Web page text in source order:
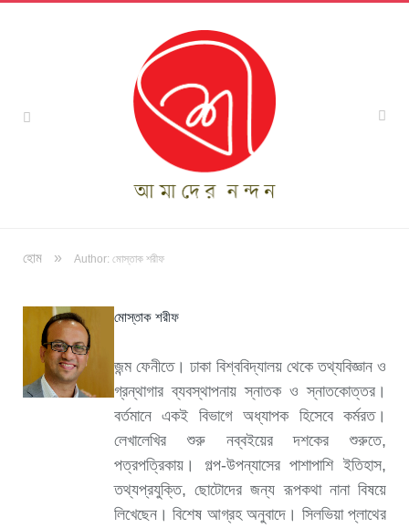
হোম » Author: মোস্তাক শরীফ
মোস্তাক শরীফ
জন্ম ফেনীতে। ঢাকা বিশ্ববিদ্যালয় থেকে তথ্যবিজ্ঞান ও
গ্রন্থাগার ব্যবস্থাপনায় স্নাতক ও স্নাতকোত্তর।
বর্তমানে একই বিভাগে অধ্যাপক হিসেবে কর্মরত।
লেখালেখির শুরু নব্বইয়ের দশকের শুরুতে,
পত্রপত্রিকায়। গল্প-উপন্যাসের পাশাপাশি ইতিহাস,
তথ্যপ্রযুক্তি, ছোটোদের জন্য রূপকথা নানা বিষয়ে
লিখেছেন। বিশেষ আগ্রহ অনুবাদে। সিলভিয়া প্লাথের